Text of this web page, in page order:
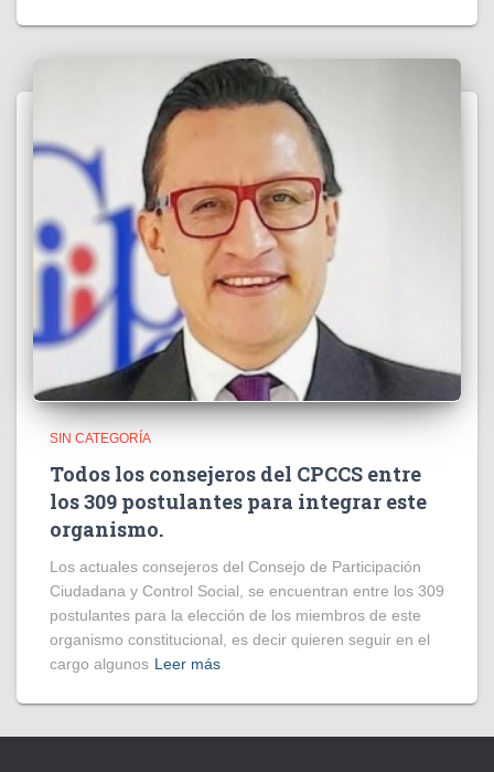
SIN CATEGORÍA
Todos los consejeros del CPCCS entre
los 309 postulantes para integrar este
organismo.
Los actuales consejeros del Consejo de Participación
Ciudadana y Control Social, se encuentran entre los 309
postulantes para la elección de los miembros de este
organismo constitucional, es decir quieren seguir en el
cargo algunos Leer más